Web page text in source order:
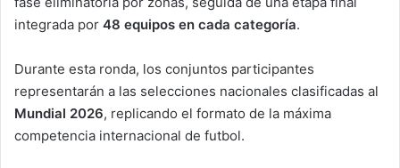
integrada por 48 equipos en cada categoría.
Durante esta ronda, los conjuntos participantes
representarán a las selecciones nacionales clasificadas al
Mundial 2026, replicando el formato de la máxima
competencia internacional de futbol.